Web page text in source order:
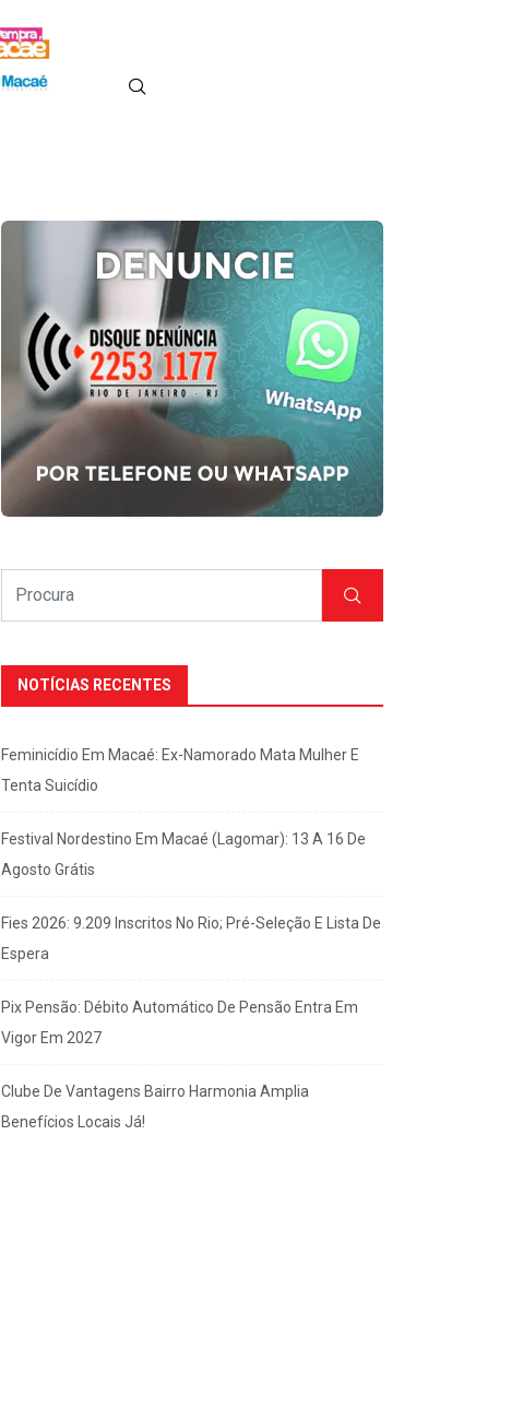
NOTÍCIAS RECENTES
Feminicídio Em Macaé: Ex-Namorado Mata Mulher E
Tenta Suicídio
Festival Nordestino Em Macaé (Lagomar): 13 A 16 De
Agosto Grátis
Fies 2026: 9.209 Inscritos No Rio; Pré-Seleção E Lista De
Espera
Pix Pensão: Débito Automático De Pensão Entra Em
Vigor Em 2027
Clube De Vantagens Bairro Harmonia Amplia
Benefícios Locais Já!